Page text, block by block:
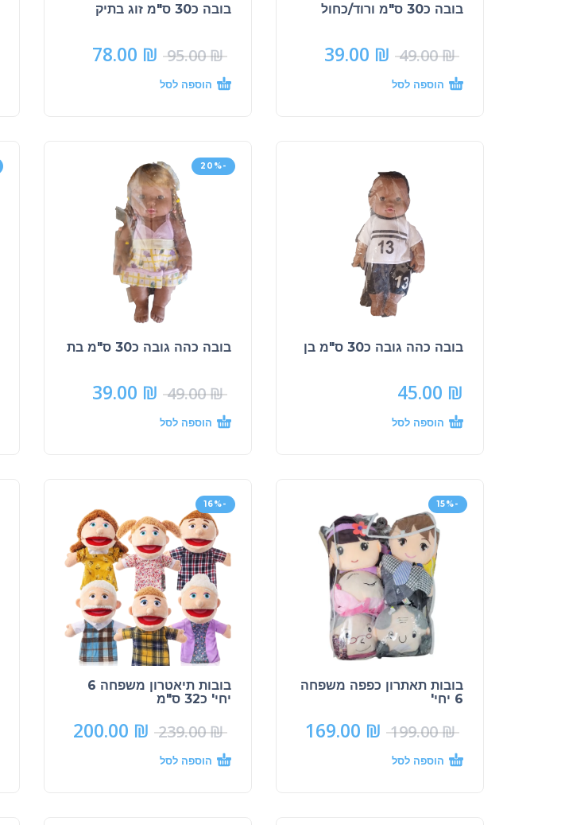
בובה כ30 ס"מ ורוד/כחול
49.00₪
39.00 ₪
הוספה לסל
בובה כ30 ס"מ זוג בתיק
95.00₪
78.00 ₪
הוספה לסל
בובה כהה גובה כ30 ס"מ בן
45.00 ₪
הוספה לסל
-20%
בובה כהה גובה כ30 ס"מ בת
49.00₪
39.00 ₪
הוספה לסל
-15%
בובות תאתרון כפפה משפחה
6 יחי'
199.00₪
169.00 ₪
הוספה לסל
-16%
בובות תיאטרון משפחה 6
יחי' כ32 ס"מ
239.00₪
200.00 ₪
הוספה לסל